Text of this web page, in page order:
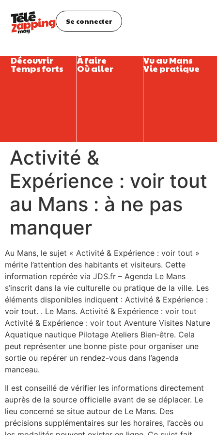
Se connecter
Découvrir
Temps forts
À faire
Où aller
Vu au Mans
Vie pratique
Activité &
Expérience : voir tout
au Mans : à ne pas
manquer
Au Mans, le sujet « Activité & Expérience : voir tout »
mérite l’attention des habitants et visiteurs. Cette
information repérée via JDS.fr – Agenda Le Mans
s’inscrit dans la vie culturelle ou pratique de la ville. Les
éléments disponibles indiquent : Activité & Expérience :
voir tout. . Le Mans. Activité & Expérience : voir tout
Activité & Expérience : voir tout Aventure Visites Nature
Aquatique nautique Pilotage Ateliers Bien-être. Cela
peut représenter une bonne piste pour organiser une
sortie ou repérer un rendez-vous dans l’agenda
manceau.
Il est conseillé de vérifier les informations directement
auprès de la source officielle avant de se déplacer. Le
lieu concerné se situe autour de Le Mans. Des
précisions supplémentaires sur les horaires, l’accès ou